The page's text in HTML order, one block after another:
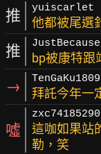
推 yuiscarlet
他都被尾選
推 bp被康特跟
→ TenGaKu1809
拜託今年一
噓
這咖如果站
勒，笑